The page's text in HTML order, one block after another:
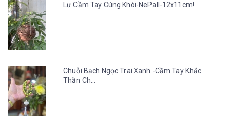
Lư Cầm Tay Cúng Khói-NePall-12x11cm!
Chuỗi Bạch Ngọc Trai Xanh -Cầm Tay Khắc
Thần Ch...